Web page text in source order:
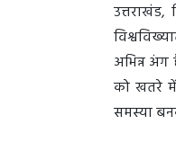
अभिन्न अंग
को खतरे
समस्या